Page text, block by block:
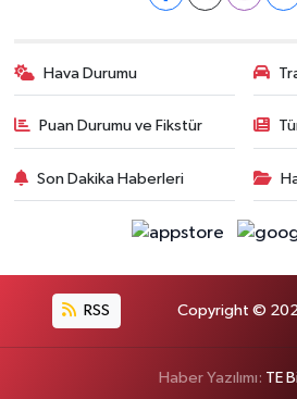
Hava Durumu
Puan Durumu ve Fikstür
Son Dakika Haberleri
RSS Copyright ©
Haber Yazılımı: TE